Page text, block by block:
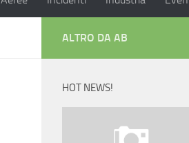
ALTRO DA AB
HOT NEWS!